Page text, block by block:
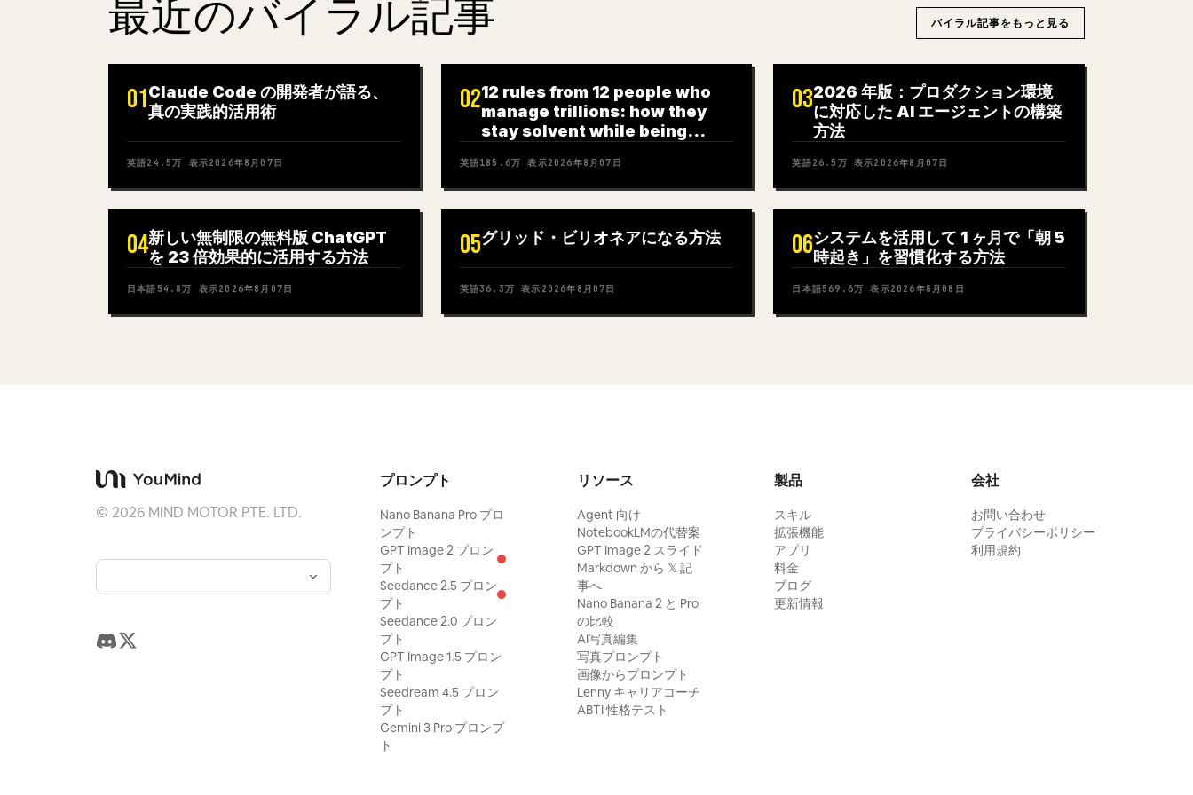
最近のバイラル記事 バイラル記事をもっと見る
01Claude Code の開発者が語る、
真の実践的活用術
英語24.5万 表示2026年8月07日
0212 rules from 12 people who
manage trillions: how they
stay solvent while being
英語185.6万 表示2026年8月07日
032026 年版：プロダクション環境
に対応した AI エージェントの構築
方法
英語26.5万 表示2026年8月07日
04新しい無制限の無料版 ChatGPT
を 23 倍効果的に活用する方法
日本語54.8万 表示2026年8月07日
05グリッド・ビリオネアになる方法
英語36.3万 表示 2026年8月07日
06システムを活用して 1 ヶ月で「朝 5
時起き」を習慣化する方法
日本語569.6万 表示2026年8月08日
© 2026MIND MOTOR PTE. LTD.
プロンプト
Nano Banana Pro プロ
ンプト
GPT Image 2 プロン
プト
Seedance 2.5 プロン
プト
Seedance 2.0 プロン
プト
GPT Image 1.5 プロン
プト
Seedream 4.5 プロン
プト
Gemini 3 Pro プロンプ
ト
リソース
Agent 向け
NotebookLMの代替案
GPT Image 2 スライド
Markdown から 𝕏 記
事へ
Nano Banana 2 と Pro
の比較
AI写真編集
写真プロンプト
画像からプロンプト
Lenny キャリアコーチ
ABTI 性格テスト
製品
スキル
拡張機能
アプリ
料金
ブログ
更新情報
会社
お問い合わせ
プライバシーポリシー
利用規約